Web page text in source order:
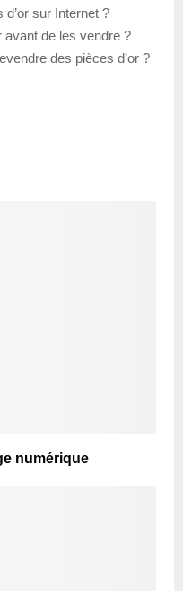
sur Internet ?
avant de les vendre ?
des pièces d’or ?
numérique